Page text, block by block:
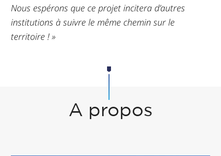
Nous espérons que ce projet incitera d’autres
institutions à suivre le même chemin sur le
territoire ! »
A propos